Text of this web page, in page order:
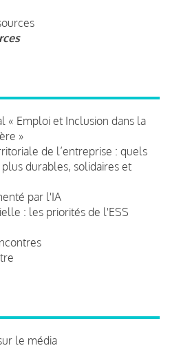
« Emploi et Inclusion dans la
»
de l’entreprise : quels
durables, solidaires et
par l'IA
: les priorités de l'ESS
le média